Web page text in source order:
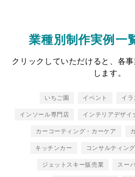
業種別制作実例一
クリックしていただけると、各
します。
いちご園 イベント イラ
インソール専門店 インテリアデザイ
カーコーティング・カーケア
キッチンカー コンサルティング
ジェットスキー販売業 スー